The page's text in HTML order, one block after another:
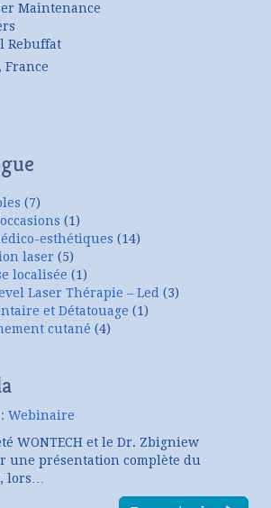
Maintenance
Rebuffat
, France
(7)
(1)
esthétiques (14)
laser (5)
localisée (1)
Laser Thérapie – Led (3)
et Détatouage (1)
cutané (4)
Webinaire
WONTECH et le Dr. Zbigniew
une présentation complète du
lors…